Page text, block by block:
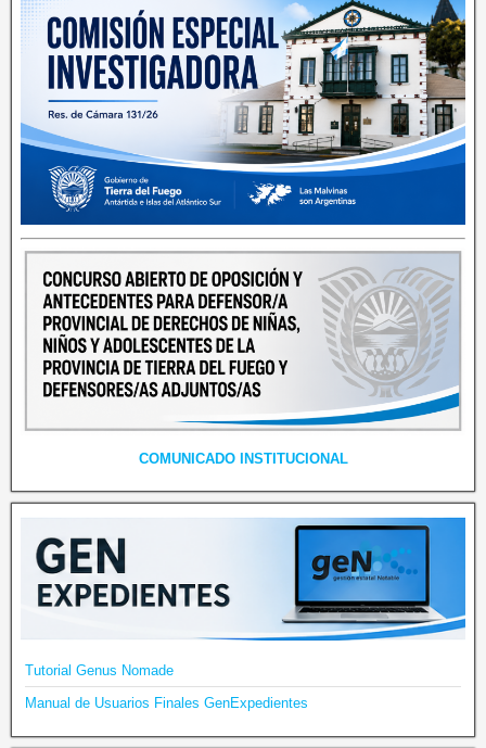
COMUNICADO INSTITUCIONAL
Tutorial Genus Nomade
Manual de Usuarios Finales GenExpedientes